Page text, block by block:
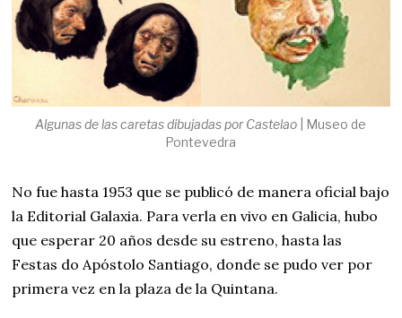
Algunas de las caretas dibujadas por Castelao | Museo de
Pontevedra
No fue hasta 1953 que se publicó de manera oficial bajo
la Editorial Galaxia. Para verla en vivo en Galicia, hubo
que esperar 20 años desde su estreno, hasta las
Festas do Apóstolo Santiago, donde se pudo ver por
primera vez en la plaza de la Quintana.